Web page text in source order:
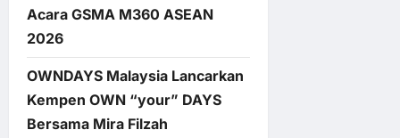
Acara GSMA M360 ASEAN
2026
OWNDAYS Malaysia Lancarkan
Kempen OWN “your” DAYS
Bersama Mira Filzah